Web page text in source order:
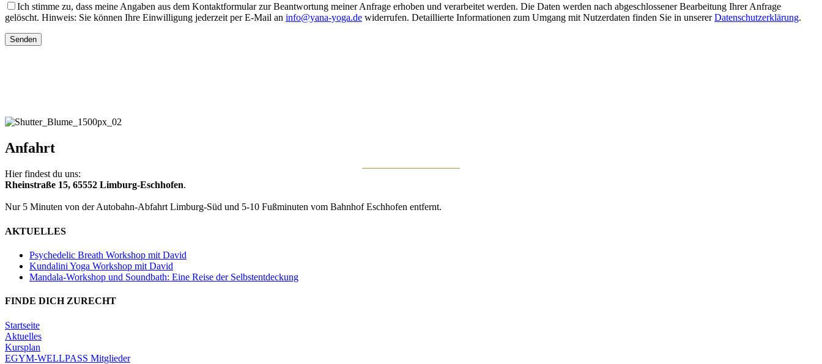
Ich stimme zu, dass meine Angaben aus dem Kontaktformular zur Beantwortung meiner Anfrage erhoben und verarbeitet werden. Die Daten werden nach abgeschlossener Bearbeitung Ihrer Anfrage
gelöscht. Hinweis: Sie können Ihre Einwilligung jederzeit per E-Mail an info@yana-yoga.de widerrufen. Detaillierte Informationen zum Umgang mit Nutzerdaten finden Sie in unsererDatenschutzerklärung.
Anfahrt
Hier findest du uns:
Rheinstraße 15, 65552 Limburg-Eschhofen.
Nur 5 Minuten von der Autobahn-Abfahrt Limburg-Süd und 5-10 Fußminuten vom Bahnhof Eschhofen entfernt.
AKTUELLES
Psychedelic Breath Workshop mit David
Kundalini Yoga Workshop mit David
Mandala-Workshop und Soundbath: Eine Reise der Selbstentdeckung
FINDE DICH ZURECHT
Startseite
Aktuelles
Kursplan
EGYM-WELLPASS Mitglieder